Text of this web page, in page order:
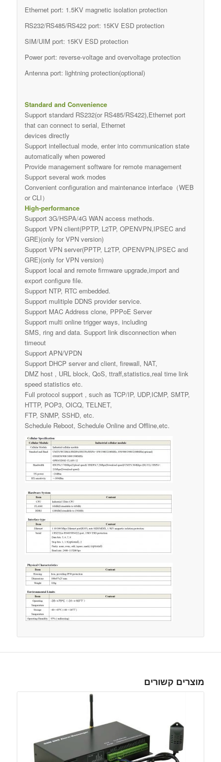
Ethernet port: 1.5KV magnetic isolation protection
RS232/RS485/RS422 port: 15KV ESD protection
SIM/UIM port: 15KV ESD protection
Power port: reverse-voltage and overvoltage protection
Antenna port: lightning protection(optional)
Standard and Convenience
Support standard RS232(or RS485/RS422),Ethernet port
that can connect to serial, Ethernet
devices directly
Support intellectual mode, enter into communication state
automatically when powered
Provide management software for remote management
Support several work modes
Convenient configuration and maintenance interface（WEB
or CLI）
High-performance
Support 3G/HSPA/4G WAN access methods.
Support VPN client(PPTP, L2TP, OPENVPN,IPSEC and
GRE)(only for VPN version)
Support VPN server(PPTP, L2TP, OPENVPN,IPSEC and
GRE)(only for VPN version)
Support local and remote firmware upgrade,import and
export configure file.
Support NTP, RTC embedded.
Support mulitiple DDNS provider service.
Support MAC Address clone, PPPoE Server
Support multi online trigger ways, including
SMS, ring and data. Support link disconnection when
timeout
Support APN/VPDN
Support DHCP server and client, firewall, NAT,
DMZ host , URL block, QoS, ttraff,statistics,real time link
speed statistics etc.
Full protocol support , such as TCP/IP, UDP,ICMP, SMTP,
HTTP, POP3, OICQ, TELNET,
FTP, SNMP, SSHD, etc.
Schedule Reboot, Schedule Online and Offline,etc.
מוצרים קשורים